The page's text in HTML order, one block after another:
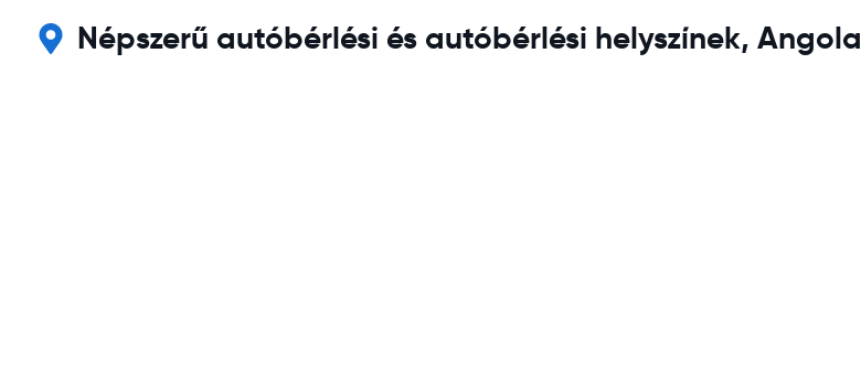
Népszerű autóbérlési és autóbérlési helyszínek, Angola